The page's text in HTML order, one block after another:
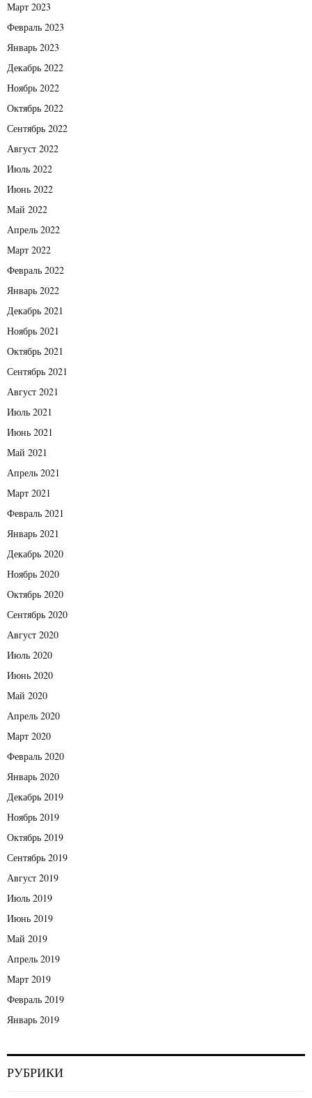
Март 2023
Февраль 2023
Январь 2023
Декабрь 2022
Ноябрь 2022
Октябрь 2022
Сентябрь 2022
Август 2022
Июль 2022
Июнь 2022
Май 2022
Апрель 2022
Март 2022
Февраль 2022
Январь 2022
Декабрь 2021
Ноябрь 2021
Октябрь 2021
Сентябрь 2021
Август 2021
Июль 2021
Июнь 2021
Май 2021
Апрель 2021
Март 2021
Февраль 2021
Январь 2021
Декабрь 2020
Ноябрь 2020
Октябрь 2020
Сентябрь 2020
Август 2020
Июль 2020
Июнь 2020
Май 2020
Апрель 2020
Март 2020
Февраль 2020
Январь 2020
Декабрь 2019
Ноябрь 2019
Октябрь 2019
Сентябрь 2019
Август 2019
Июль 2019
Июнь 2019
Май 2019
Апрель 2019
Март 2019
Февраль 2019
Январь 2019
РУБРИКИ